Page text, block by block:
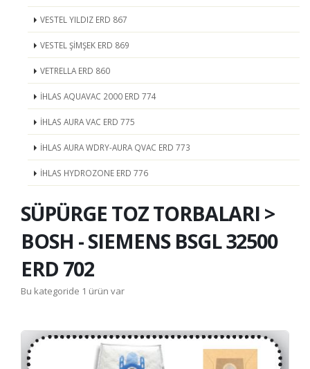
VESTEL YILDIZ ERD 867
VESTEL ŞİMŞEK ERD 869
VETRELLA ERD 860
İHLAS AQUAVAC 2000 ERD 774
İHLAS AURA VAC ERD 775
İHLAS AURA WDRY-AURA QVAC ERD 773
İHLAS HYDROZONE ERD 776
SÜPÜRGE TOZ TORBALARI >
BOSH - SIEMENS BSGL 32500
ERD 702
Bu kategoride 1 ürün var